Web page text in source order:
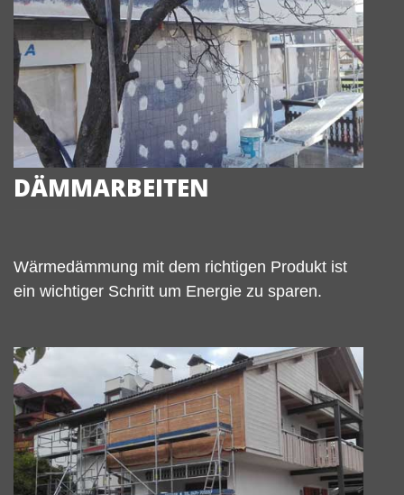
DÄMMARBEITEN
Wärmedämmung mit dem richtigen Produkt ist
ein wichtiger Schritt um Energie zu sparen.